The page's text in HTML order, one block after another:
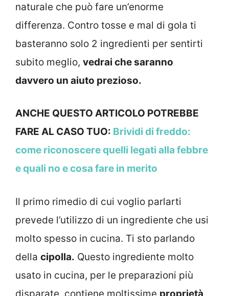
naturale che può fare un’enorme
differenza. Contro tosse e mal di gola ti
basteranno solo 2 ingredienti per sentirti
subito meglio, vedrai che saranno
davvero un aiuto prezioso.
ANCHE QUESTO ARTICOLO POTREBBE
FARE AL CASO TUO: Brividi di freddo:
come riconoscere quelli legati alla febbre
e quali no e cosa fare in merito
Il primo rimedio di cui voglio parlarti
prevede l’utilizzo di un ingrediente che usi
molto spesso in cucina. Ti sto parlando
della cipolla. Questo ingrediente molto
usato in cucina, per le preparazioni più
disparate, contiene moltissime proprietà